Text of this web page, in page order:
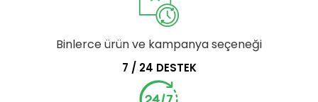
Binlerce ürün ve kampanya seçeneği
7 / 24 DESTEK